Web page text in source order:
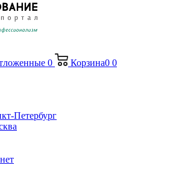
0 Корзина0 0
Петербург